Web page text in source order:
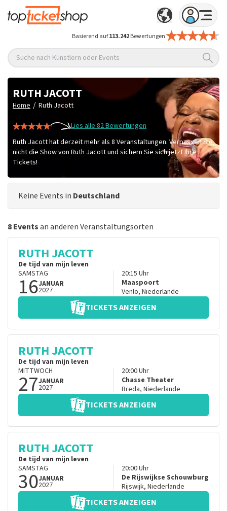
Basierend auf113.242Bewertungen
Suche nach Künstlern oder Events
RUTH JACOTT
Home / Ruth Jacott
Lies alle 82 Bewertungen
Ruth Jacott hat derzeit mehr als 8 Veranstaltungen. Verpassen Sie
nicht die Show von Ruth Jacott und sichern Sie sich jetzt Ihre
Tickets!
Keine Events in Deutschland
8 Eventsan anderen Veranstaltungsorten
RUTH JACOTT
De tijd van mijn leven
SAMSTAG
16JANUAR
2027
20:15 Uhr
Maaspoort
Venlo, Niederlande
TICKETS ANZEIGEN
RUTH JACOTT
De tijd van mijn leven
MITTWOCH
27JANUAR
2027
20:00Uhr
Chasse Theater
Breda, Niederlande
TICKETS ANZEIGEN
RUTH JACOTT
De tijd van mijn leven
SAMSTAG
30JANUAR
2027
20:00Uhr
De Rijswijkse Schouwburg
Rijswijk, Niederlande
TICKETS ANZEIGEN